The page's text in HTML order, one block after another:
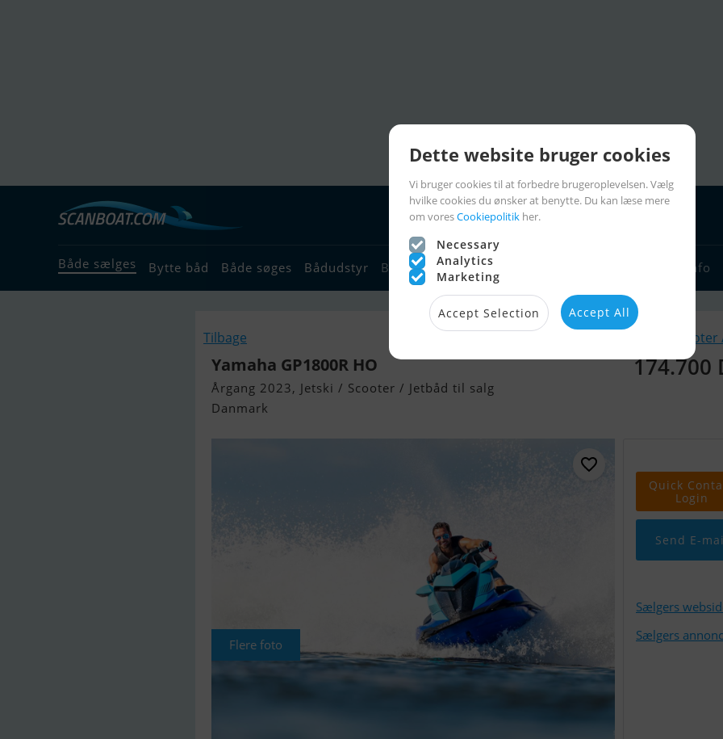
Både sælges Bytte båd Både søges Bådudstyr Bådforhandlere Sejlerlinks Sejlerinfo
Tilbage Lignende Jetski /
Yamaha GP1800R HO
Årgang 2023, Jetski / Scooter / Jetbåd til salg
Danmark
174.700
Flere foto
Quick
Login
Send E-
Sælgers
Sælgers
Dette website bruger cookies
Vi bruger cookies til at forbedre brugeroplevelsen. Vælg
hvilke cookies du ønsker at benytte. Du kan læse mere
om voresCookiepolitik her.
Necessary
Analytics
Marketing
Accept Selection Accept All